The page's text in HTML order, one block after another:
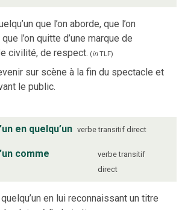
que l’on aborde, que l’on
l’on quitte d’une marque de
civilité, de respect. (inTLF)
sur scène à la fin du spectacle et
le public.
en quelqu’un verbe transitif direct
comme
verbe transitif
direct
en lui reconnaissant un titre